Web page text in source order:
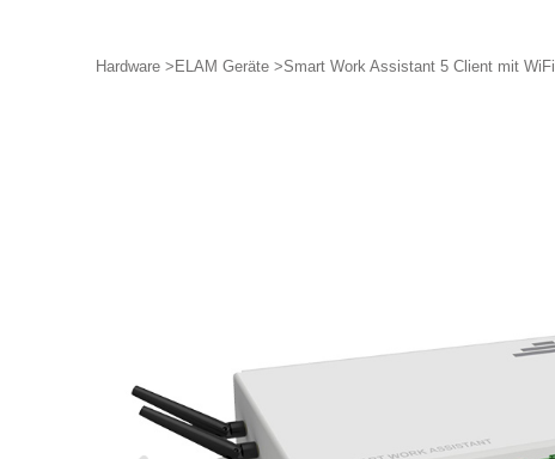
Hardware > ELAM Geräte >Smart Work Assistant 5 Client mit WiFi